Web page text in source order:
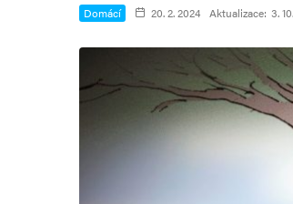
Domácí 20. 2. 2024 Aktualizace: 3.